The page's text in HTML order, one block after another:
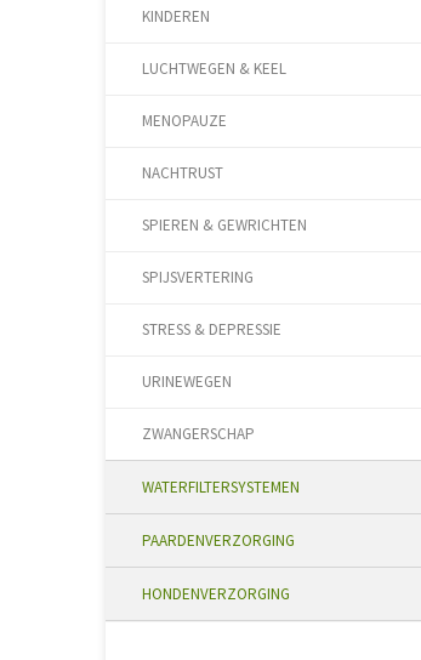
KINDEREN
LUCHTWEGEN & KEEL
MENOPAUZE
NACHTRUST
SPIEREN & GEWRICHTEN
SPIJSVERTERING
STRESS & DEPRESSIE
URINEWEGEN
ZWANGERSCHAP
WATERFILTERSYSTEMEN
PAARDENVERZORGING
HONDENVERZORGING